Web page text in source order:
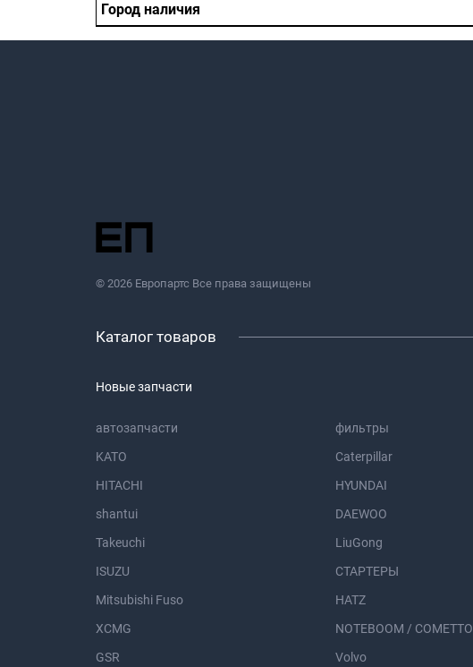
Город наличия
© 2026 Европартс Все права защищены
Каталог товаров
Новые запчасти
автозапчасти фильтры
KATO
Caterpillar
HITACHI
HYUNDAI
shantui
DAEWOO
Takeuchi
LiuGong
ISUZU
СТАРТЕРЫ
Mitsubishi Fuso
HATZ
XCMG
NOTEBOOM / COMETTO
GSR
Volvo